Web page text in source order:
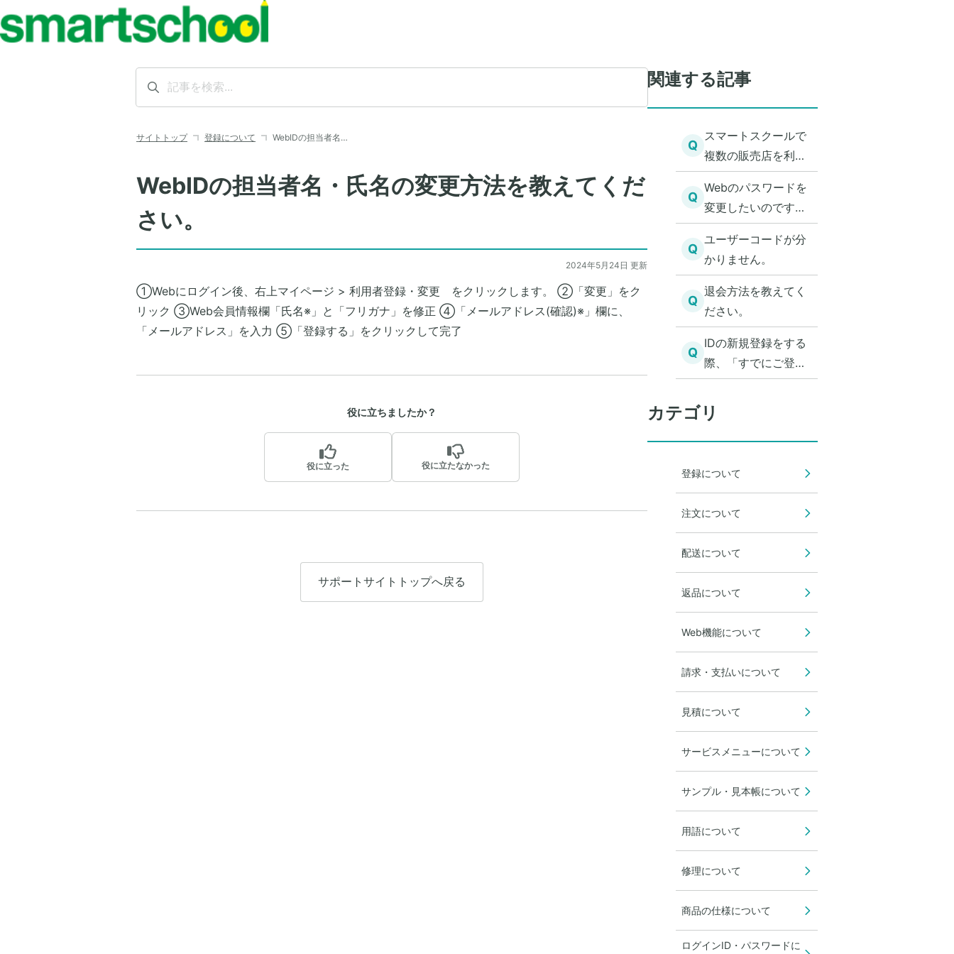
サイトトップ 登録について WebIDの担当者名…
WebIDの担当者名・氏名の変更方法を教えてくだ
さい。
2024年5月24日 更新
①Webにログイン後、右上マイページ > 利用者登録・変更 をクリックします。 ②「変更」をク
リック ③Web会員情報欄「氏名※」と「フリガナ」を修正 ④「メールアドレス(確認)※」欄に、
「メールアドレス」を入力 ⑤「登録する」をクリックして完了
役に立ちましたか？
役に立った 役に立たなかった
サポートサイトトップへ戻る
関連する記事
Q
スマートスクールで
複数の販売店を利用
できますか？
Q
Webのパスワードを
変更したいのです
が、どうすればいい
ですか？
Q
ユーザーコードが分
かりません。
Q
退会方法を教えてく
ださい。
Q
IDの新規登録をする
際、「すでにご登録
済みのメールアドレ
スになります。同一
メールアドレスでの
登録ご希望の場合は
問い合わせくださ
した。管理者に相談
理者はどうすればい
カテゴリ
登録について
注文について
配送について
返品について
Web機能について
請求・支払いについて
見積について
サービスメニューについて
サンプル・見本帳について
用語について
修理について
商品の仕様について
ログインID・パスワードに